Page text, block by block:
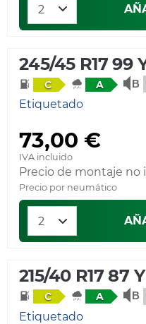
245/45 R17 99
C A
Etiquetado
73,00 €
IVA incluido
Precio de montaje no
Precio por neumático
215/40 R17 87 Y
C A
Etiquetado